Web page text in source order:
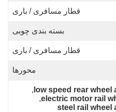
قطار مسافری / باری
بسته بندی چوبی
قطار مسافری / باری
محورها
low speed rear wheel
,
electric motor rail
,
steel rail wheel